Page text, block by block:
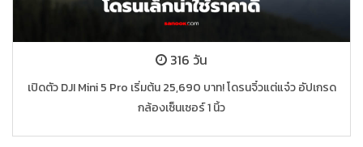
316 วัน
เปิดตัว DJI Mini 5 Pro เริ่มต้น 25,690 บาท! โดรนจิ๋วแต่แจ๋ว อัปเกรด
กล้องเซ็นเซอร์ 1 นิ้ว